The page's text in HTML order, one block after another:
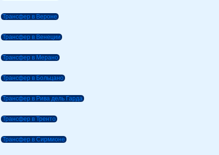
Трансфер в Вероне
Трансфер в Венеции
Трансфер в Мерано
Трансфер в Больцано
Трансфер в Рива дель Гарда
Трансфер в Тренто
Трансфер в Сирмионе